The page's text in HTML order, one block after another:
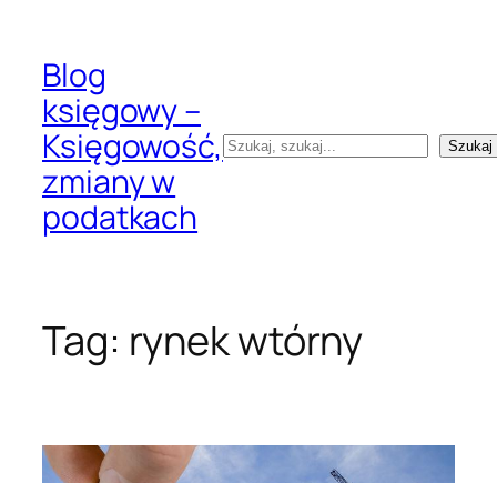
treściBlog
księgowy –
Księgowość,
zmiany w
podatkach
Szukaj Szukaj
Tag: rynek wtórny